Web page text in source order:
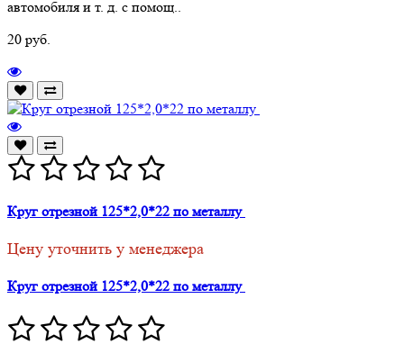
автомобиля и т. д. с помощ..
20 руб.
Круг отрезной 125*2,0*22 по металлу
Цену уточнить у менеджера
Круг отрезной 125*2,0*22 по металлу